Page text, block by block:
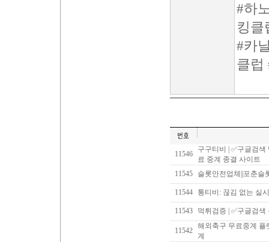
#하
킹클
#카
클럽
11546
구구티비 | ✅구글검
료 중계 종결 사이트
11545
슬롯안전업체||포춘슬
11544 통티비: 끊김 없는 실
11543 먹튀검증 | ✅구글검
11542
해외축구 무료중계 플
계